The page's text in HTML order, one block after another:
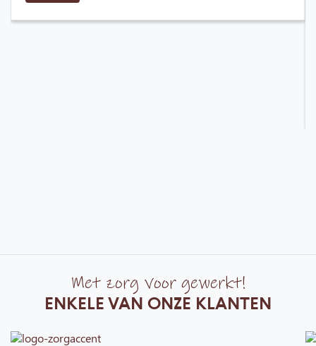
Met zorg voor gewerkt!
ENKELE VAN ONZE KLANTEN